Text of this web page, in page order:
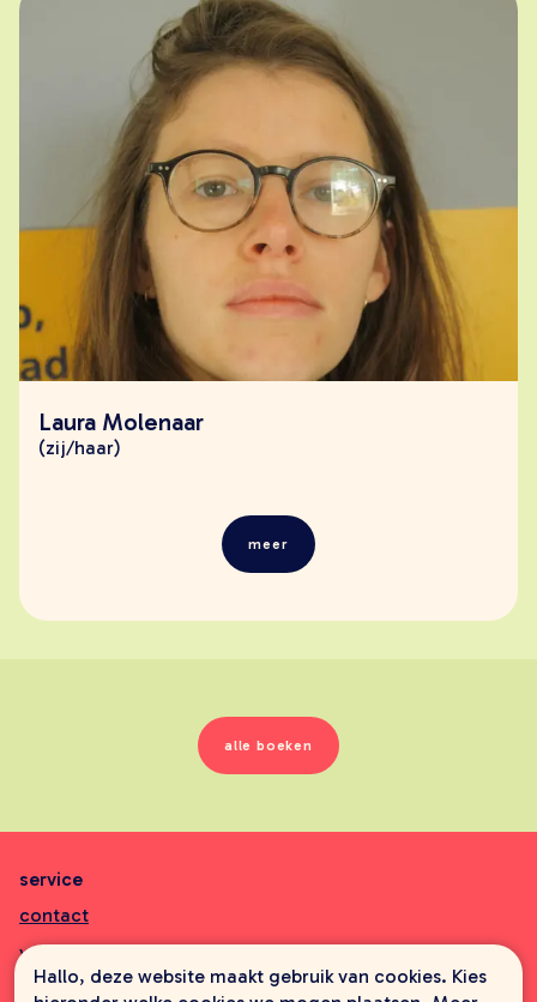
Hallo, deze website maakt gebruik van cookies. Kies
Laura Molenaar
(zij/haar)
meer
alle boeken
service
contact
veelgestelde vragen
aanbiedingsbrochures